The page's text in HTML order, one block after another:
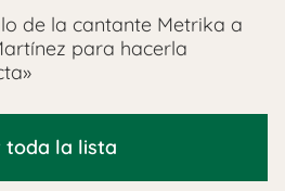
de la cantante Metrika a
para hacerla
toda la lista